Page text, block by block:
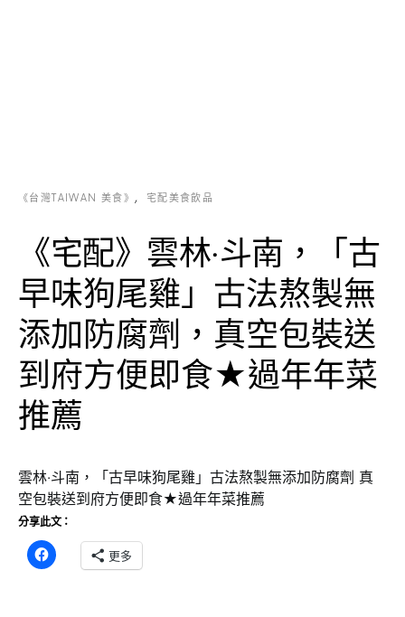
《台灣TAIWAN 美食》 宅配美食飲品
《宅配》雲林‧斗南，「古
早味狗尾雞」古法熬製無
添加防腐劑，真空包裝送
到府方便即食★過年年菜
推薦
雲林‧斗南，「古早味狗尾雞」古法熬製無添加防腐劑 真
空包裝送到府方便即食★過年年菜推薦
分享此文：
更多